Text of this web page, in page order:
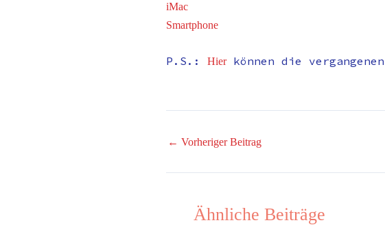
iMac
Smartphone
P.S.: Hierkönnen die vergangenen
← Vorheriger Beitrag
Ähnliche Beiträge